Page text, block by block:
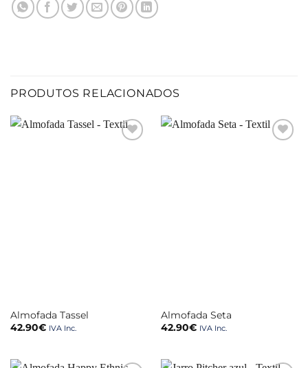
PRODUTOS RELACIONADOS
Almofada Tassel
42.90€ IVA Inc.
Almofada Seta
42.90€ IVA Inc.